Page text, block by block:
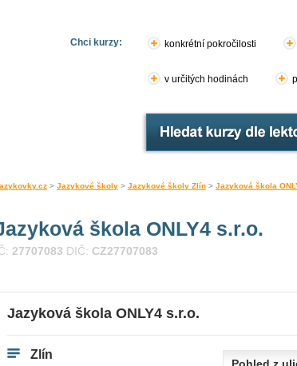
Chci kurzy: konkrétní pokročilosti
v určitých hodinách
> Jazykové školy > Jazykové školy Zlín > Jazyková škola
škola ONLY4 s.r.o.
27707083 DIČ: CZ27707083
Jazyková škola ONLY4 s.r.o.
Zlín